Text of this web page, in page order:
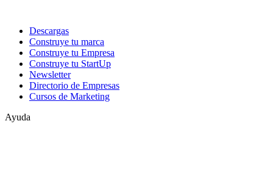
Descargas
Construye tu marca
Construye tu Empresa
Construye tu StartUp
Newsletter
Directorio de Empresas
Cursos de Marketing
Ayuda